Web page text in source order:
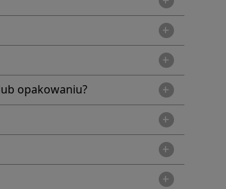
opakowaniu?